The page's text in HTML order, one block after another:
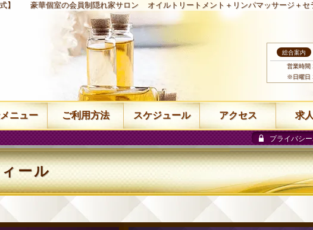
】 豪華個室の会員制隠れ家サロン オイルトリートメント＋リンパマッサージ＋セ
プライバシ
ール
総合案内
営業時間
※日曜日
ニュー ご利用方法 スケジュール アクセス 求